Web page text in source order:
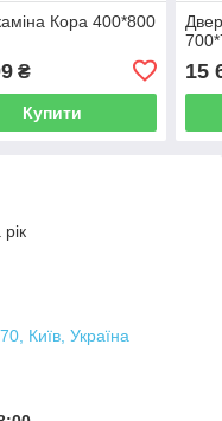
Кора 400*800
₴
Купити
15
Київ, Україна